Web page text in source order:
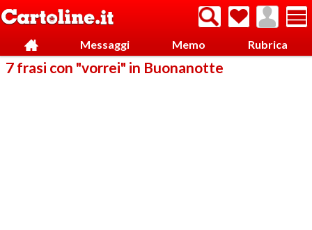
Messaggi Memo Rubrica
7 frasi con "vorrei" in Buonanotte